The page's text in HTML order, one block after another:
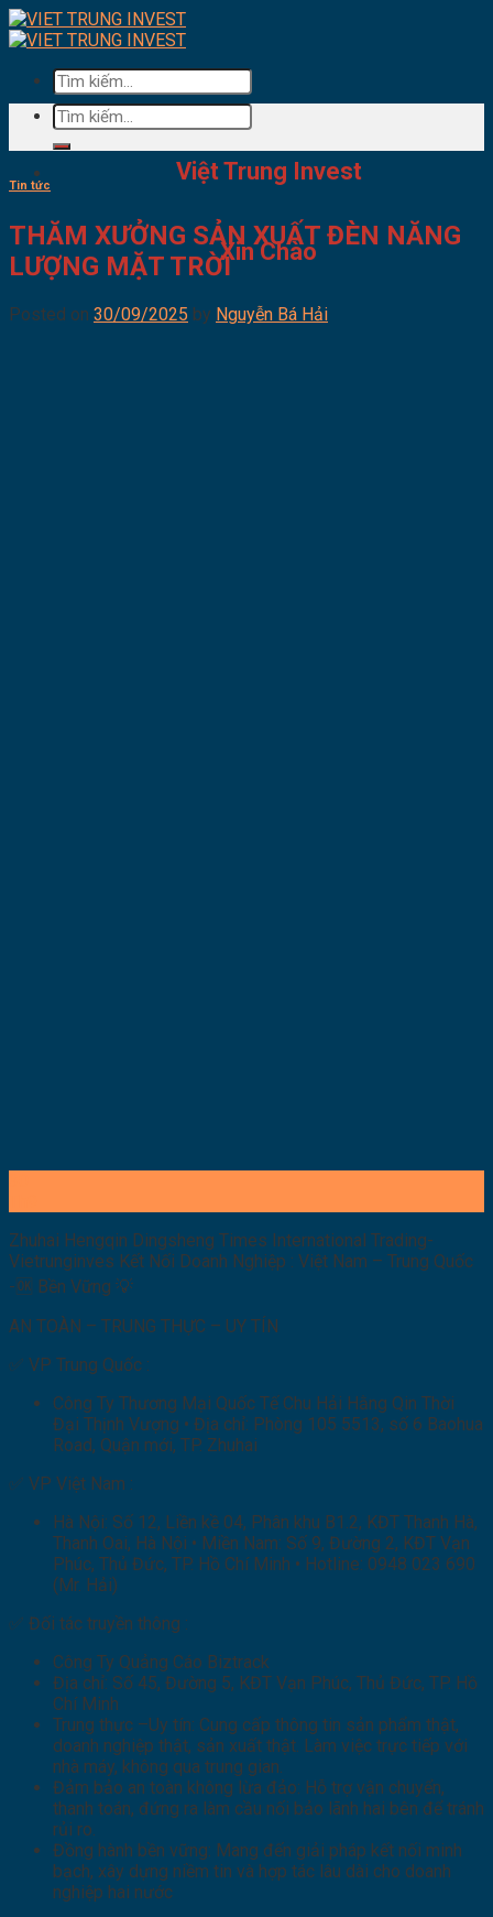
Skip
to
Tìm
kiếm:
Việt Trung Invest
Xin Chào
Tìm
kiếm:
Tin tức
THĂM XƯỞNG SẢN XUẤT ĐÈN NĂNG
LƯỢNG MẶT TRỜI
Posted on 30/09/2025 by Nguyễn Bá Hải
Zhuhai Hengqin Dingsheng Times International Trading-
Vietrunginves Kết Nối Doanh Nghiệp : Việt Nam – Trung Quốc
-🆗 Bền Vững 💡
AN TOÀN – TRUNG THỰC – UY TÍN
✅ VP Trung Quốc :
Công Ty Thương Mại Quốc Tế Chu Hải Hằng Qin Thời
Đại Thịnh Vượng • Địa chỉ: Phòng 105 5513, số 6 Baohua
Road, Quận mới, TP. Zhuhai
✅ VP Việt Nam :
Hà Nội: Số 12, Liền kề 04, Phân khu B1.2, KĐT Thanh Hà,
Thanh Oai, Hà Nội • Miền Nam: Số 9, Đường 2, KĐT Vạn
Phúc, Thủ Đức, TP. Hồ Chí Minh • Hotline: 0948 023 690
(Mr. Hải)
✅ Đối tác truyền thông :
Công Ty Quảng Cáo Biztrack
Địa chỉ: Số 45, Đường 5, KĐT Vạn Phúc, Thủ Đức, TP. Hồ
Chí Minh
Trung thực –Uy tín: Cung cấp thông tin sản phẩm thật,
doanh nghiệp thật, sản xuất thật. Làm việc trực tiếp với
nhà máy, không qua trung gian.
Đảm bảo an toàn không lừa đảo: Hỗ trợ vận chuyển,
thanh toán, đứng ra làm cầu nối bảo lãnh hai bên để tránh
rủi ro.
Đồng hành bền vững: Mang đến giải pháp kết nối minh
bạch, xây dựng niềm tin và hợp tác lâu dài cho doanh
nghiệp hai nước